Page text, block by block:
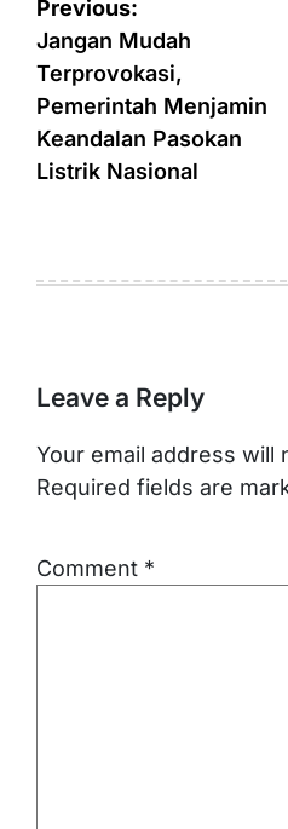
Post
navigation
Previous:
Jangan Mudah
Terprovokasi,
Pemerintah Menjamin
Keandalan Pasokan
Listrik Nasional
Leave a Reply
Your email address will
Required fields are
Comment *